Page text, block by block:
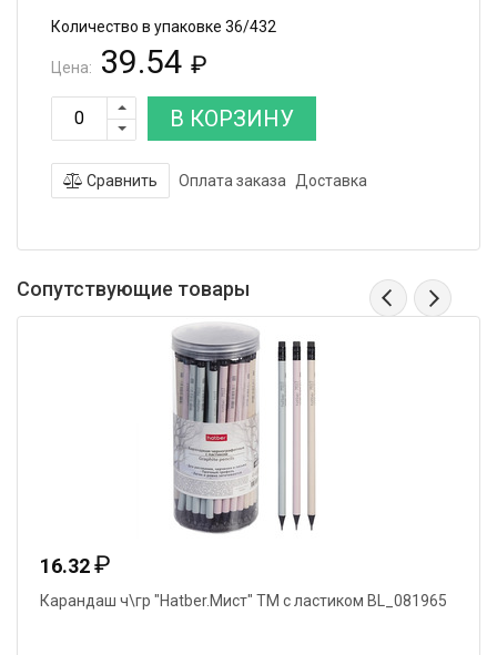
Количество в упаковке 36/432
Цена: 39.54 ₽
В КОРЗИНУ
Сравнить Оплата заказа Доставка
Сопутствующие товары
ч\гр "Hatber.Мист" ТМ с ластиком BL_081965 Клей-